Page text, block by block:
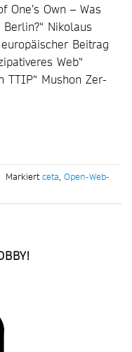
One’s Own – Was
Nikolaus
Beitrag
Web“
TTIP“ Mushon Zer-
Markiertceta, Open-Web-